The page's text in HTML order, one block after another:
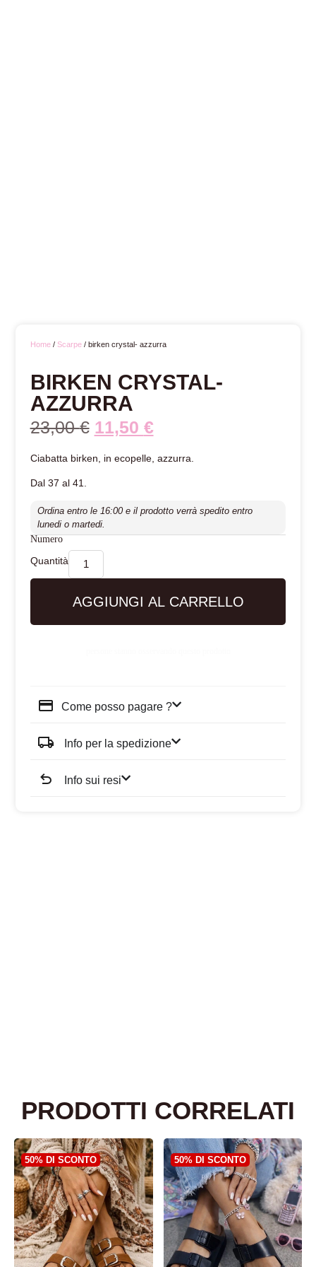
Home/ Scarpe/ birken crystal- azzurra
BIRKEN CRYSTAL-
AZZURRA
23,00€ 11,50 €
Ciabatta birken, in ecopelle, azzurra.
Dal 37 al 41.
Ordina entro le 16:00 e il prodotto verrà spedito entro
lunedi o martedi.
Numero
AGGIUNGI AL CARRELLO
Come posso pagare ?
Info per la spedizione
Info sui resi
PRODOTTI CORRELATI
50% DI SCONTO 50% DI SCONTO